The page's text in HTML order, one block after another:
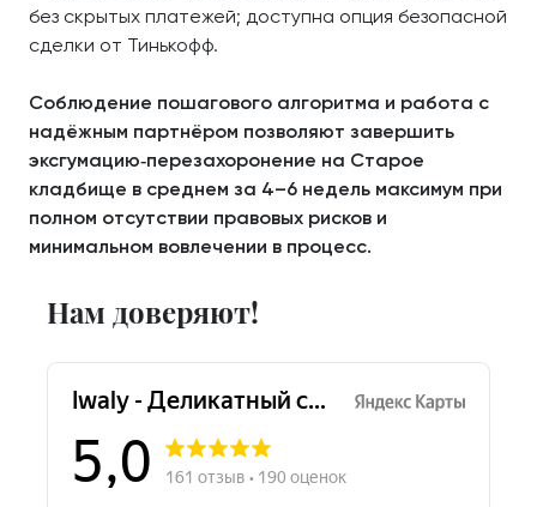
без скрытых платежей; доступна опция безопасной
сделки от Тинькофф.
Соблюдение пошагового алгоритма и работа с
надёжным партнёром позволяют завершить
эксгумацию‑перезахоронение на Старое
кладбище в среднем за 4–6 недель максимум при
полном отсутствии правовых рисков и
минимальном вовлечении в процесс.
Нам доверяют!